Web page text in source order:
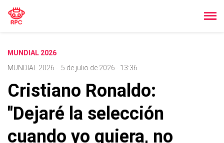
MUNDIAL 2026
MUNDIAL 2026 - 5 de julio de 2026 - 13:36
Cristiano Ronaldo:
"Dejaré la selección
cuando yo quiera, no